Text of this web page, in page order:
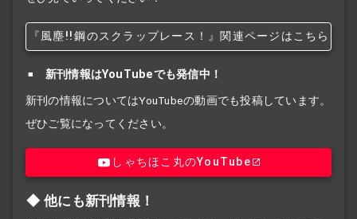
『風塵!! 鋼のスクラップレース！』関連ページはこちら
新刊情報はYouTubeでも発信中！
新刊の情報についてはYouTubeの動画でも投稿しています。
ぜひご覧になってください。
しゃちほこ丸のYouTube
他にも新刊情報！